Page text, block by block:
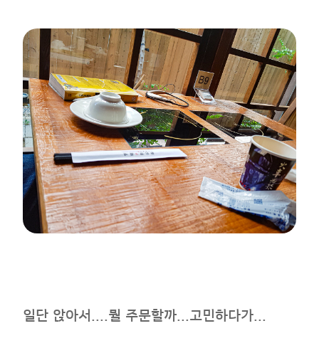
일단 앉아서....뭘 주문할까...고민하다가...